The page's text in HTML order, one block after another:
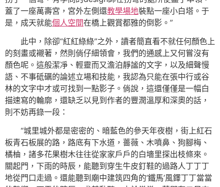
蓋了一座萬壽宮，宮外左側還教學場地裝點一座小白塔。于
是，成天就能個人空間在橋上觀賞都雅的倒影。”
此中，除卻“紅紅綠綠”之外，讀者簡直看不就任何顏色上
的刻畫或襯著，然則倘仔細領會，我們的通感上又何嘗沒有
顏色呢。這般潔凈、輕靈而又澹泊靜謐的文字，以及細聲慢
語、不事砥礪的論述立場和技能，我認為只能在張中行或谷
林的文字中才或可找到一點影子。倘說，這還僅僅是一幅白
描速寫的輪廓，還缺乏以見到作者的豐潤溫厚和深奧的話，
則不妨再錄一段：
“城里城外都是密密的、暗藍色的參天年夜樹，街上紅石
板青石板展的路，路底有下水道，薔薇、木噴鼻、狗腳梅、
橘柚，諸多花果樹木往往從家家戶戶的白墻里探出枝條來。
關起門，下雨的時辰，能聽到穿生牛皮釘鞋的過路人丁丁丁
地從門口走過。還能聽到廟中建筑四角的‘鐵馬’風鐸丁丁當當